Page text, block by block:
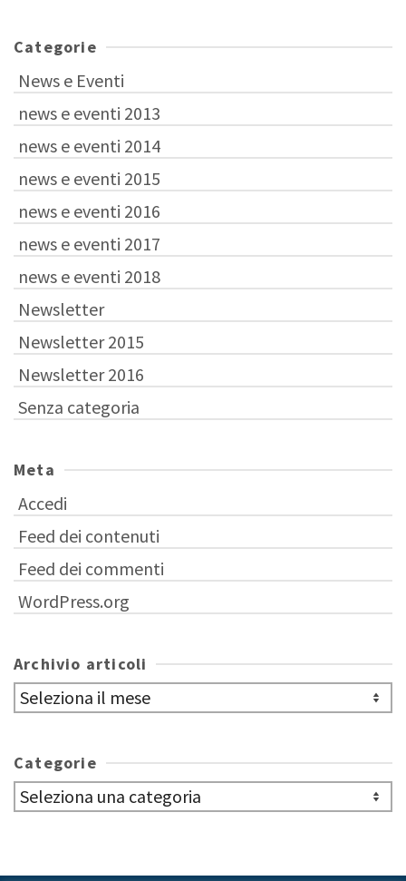
Categorie
News e Eventi
news e eventi 2013
news e eventi 2014
news e eventi 2015
news e eventi 2016
news e eventi 2017
news e eventi 2018
Newsletter
Newsletter 2015
Newsletter 2016
Senza categoria
Meta
Accedi
Feed dei contenuti
Feed dei commenti
WordPress.org
Archivio articoli
Archivio
articoli
Categorie
Categorie